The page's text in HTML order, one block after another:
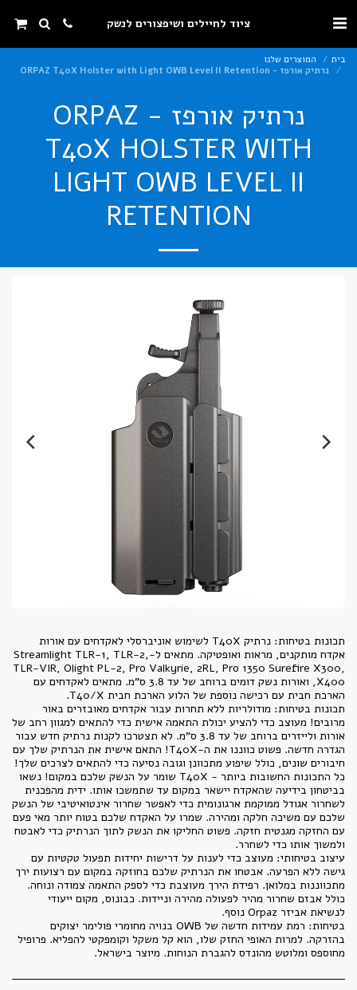
ציוד לחיילים ושיפצורים לנשק
בית
המוצרים שלנו
נרתיק אורפז - ORPAZ T40X Holster with Light OWB Level II Retention
נרתיק אורפז - ORPAZ
T40X HOLSTER WITH
LIGHT OWB LEVEL II
RETENTION
תכונות בטיחות: נרתיק T40X לשימוש אוניברסלי לאקדחים עם אורות
אקדח מותקנים, מראות ואופטיקה. מתאים ל-Streamlight TLR-1, TLR-2,
TLR-VIR, Olight PL-2, Pro Valkyrie, 2RL, Pro 1350 Surefire X300,
X400, ואורות נשק דומים ברוחב של עד 3.8 ס"מ. מתאים לאקדחים עם
תכונות בטיחות: מודולריות ללא תחרות עבור אקדחים מאובזרים באור
מרובים! מעוצב כדי להציע יכולת התאמה אישית כדי להתאים למגוון רחב של
אורות ולייזרים ברוחב של עד 3.8 ס"מ. לא תצטרכו לקנות נרתיק חדש עבור
הגדרה חדשה. פשוט כווננו את ה-T40X! התאם אישית את הנרתיק שלך עם
כל התכונות החשובות ביותר - T40X שומר על הנשק שלכם במקום! נשאו
בביטחון בידיעה שהאקדח יישאר במקום עד שתמשכו אותו. ידית מהפכנית
לשחרור אגודל ממוקמת ארגונומית כדי לאפשר שחרור אינטואיטיבי של הנשק
שלכם עם משיכה חלקה ומהירה. שמרו על האקדח שלכם בטוח יותר מאי פעם
עם החזקה מגנטית חזקה. פשוט החליקו את הנשק לתוך הנרתיק כדי לאבטח
עיצוב בטיחותי: מעוצב כדי לענות על דרישות יחידות תפעול טקטיות עם
גישה ללא הפרעה. אבטחו את הנרתיק שלכם בחוזקה במקום עם רצועות ירך
מתכווננות במלואן. רפידת הירך מעוצבת כדי לספק התאמה צמודה ונוחה.
כולל אבזם שחרור מהיר לפעולה מהירה וניידות. כבונוס, מקום ייעודי
בטיחות: רמת עמידות חדשה של OWB בנויה מחומרי פולימר יצוקים
בהזרקה. למרות האופי החזק שלו, הוא קל משקל וקומפקטי להפליא. פרופיל
מחוספס ומלוטש מהונדס להגברת הנוחות. מיוצר בישראל.